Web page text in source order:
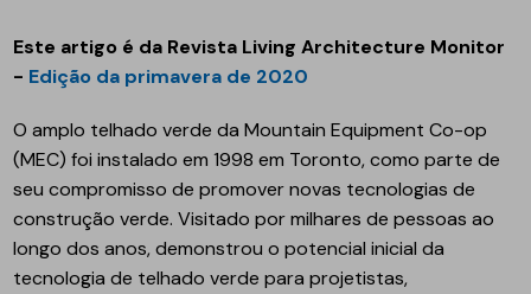
Este artigo é da Revista Living Architecture Monitor
- Edição da primavera de 2020
O amplo telhado verde da Mountain Equipment Co-op
(MEC) foi instalado em 1998 em Toronto, como parte de
seu compromisso de promover novas tecnologias de
construção verde. Visitado por milhares de pessoas ao
longo dos anos, demonstrou o potencial inicial da
tecnologia de telhado verde para projetistas,